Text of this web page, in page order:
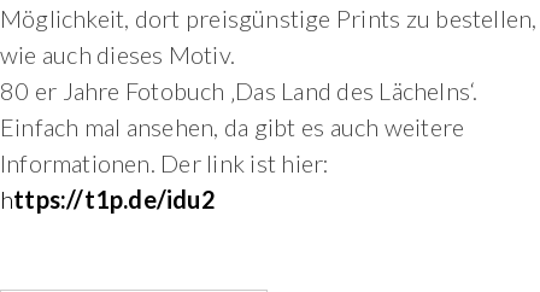
Möglichkeit, dort preisgünstige Prints zu bestellen,
wie auch dieses Motiv.
80 er Jahre Fotobuch ‚Das Land des Lächelns‘.
Einfach mal ansehen, da gibt es auch weitere
Informationen. Der link ist hier:
https://t1p.de/idu2